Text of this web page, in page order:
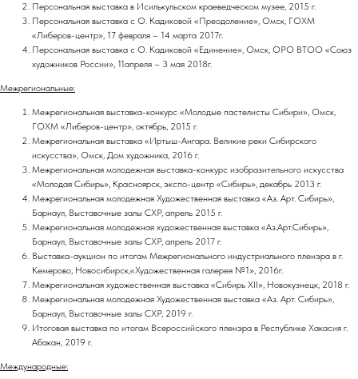
Персональная выставка в Исилькульском краеведческом музее, 2015 г.
Персональная выставка с О. Кадиковой «Преодоление», Омск, ГОХМ
«Либеров-центр», 17 февраля – 14 марта 2017г.
Персональная выставка с О. Кадиковой «Единение», Омск, ОРО ВТОО «Союз
художников России», 11апреля – 3 мая 2018г.
Межрегиональные:
Межрегиональная выставка-конкурс «Молодые пастелисты Сибири», Омск,
ГОХМ «Либеров-центр», октябрь, 2015 г.
Межрегиональная выставка «Иртыш-Ангара. Великие реки Сибирского
искусства», Омск, Дом художника, 2016 г.
Межрегиональная молодежная выставка-конкурс изобразительного искусства
«Молодая Сибирь», Красноярск, экспо-центр «Сибирь», декабрь 2013 г.
Межрегиональная молодежная Художественная выставка «Аз. Арт. Сибирь»,
Барнаул, Выставочные залы СХР, апрель 2015 г.
Межрегиональная молодежная художественная выставка «Аз.Арт.Сибирь»,
Барнаул, Выставочные залы СХР, апрель 2017 г.
Выставка-аукцион по итогам Межрегионального индустриального пленэра в г.
Кемерово, Новосибирск,«Художественная галерея №1», 2016г.
Межрегиональная художественная выставка «Сибирь ХII», Новокузнецк, 2018 г.
Межрегиональная молодежная Художественная выставка «Аз. Арт. Сибирь»,
Барнаул, Выставочные залы СХР, 2019 г.
Итоговая выставка по итогам Всероссийского пленэра в Республике Хакасия г.
Абакан, 2019 г.
Международные: